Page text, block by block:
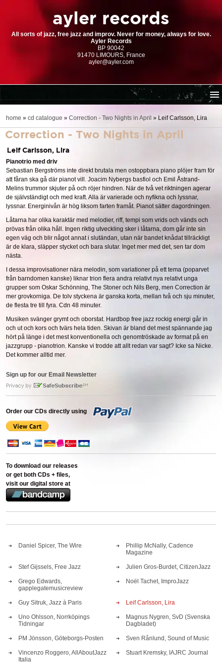
ayler records
All sorts of jazz, free jazz and improv. Never for money, always for love.
Ayler Records
BP 90042
91470 LIMOURS, France
ayler@ayler.com
cd catalogue
digital store
order | payment
resources
home » cd catalogue » Correction - Two Nights in April » Leif Carlsson, Lira
Correction - Two Nights in April
Leif Carlsson, Lira
Pianotrio med driv
Sebastian Bergströms inte direkt brutala men ostoppbara piano plöjer fram för
att fåran ska gå där pianot vill. Joacim Nybergs basfiol och Emil Åstrand-
Melins trummor skjuter på och röjer hindren. När de två vet riktningen agerar
de självständigt och med kraft. Alla är varierade och nyfikna och lyssnar,
lyssnar. Energinivån är hög liksom farten framåt. Pianot sätter dagordningen.
Låtarna har olika karaktär med melodier, riff, tempi som vrids och vänds och
prövas från olika håll. Ingen riktig utveckling sker i låtarna, dom går inte sin
egen väg och blir något annat i slutändan, utan när bandet knådat tillräckligt
är de klara, släpper stycket och bara slutar. Inget mer med det, sen tar dom
nästa.
I dessa improvisationer nära melodin, som variationer på ett tema (poparvet
från barndomen kanske) liknar trion flera andra relativt nya relativt unga
grupper som Oskar Schönning, The Stoner och Nils Berg, men Correction är
mer grovkorniga. De tolv styckena är ganska korta, mellan två och sju minuter,
de flesta tre till fyra. Cdn 48 minuter.
Musiken svänger grymt och oborstat. Hardbop free jazz rockig energi går in
och ut och kors och tvärs hela tiden. Skivan är bland det mest spännande jag
hört på länge i det mest konventionella och genomtröskade av format på en
jazzgrupp - pianotrion. Kanske vi trodde att allt redan var sagt? Icke sa Nicke.
Det kommer alltid mer.
Sign up for our Email Newsletter
Order our CDs directly using
To download our releases
or get both CDs + files,
visit our digital store at
Daniel Spicer, The Wire
Phillip McNally, Cadence
Magazine
Stef Gijssels, Free Jazz Julien Gros-Burdet, CitizenJazz
Grego Edwards,
gapplegatemusicreview
Noël Tachet, ImproJazz
Guy Sitruk, Jazz à Paris Leif Carlsson, Lira
Uno Ohlsson, Norrköpings
Tidningar
Magnus Nygren, SvD (Svenska
Dagbladet)
PM Jönsson, Göteborgs-Posten Sven Rånlund, Sound of Music
Vincenzo Roggero, AllAboutJazz
Italia
Stuart Kremsky, IAJRC Journal